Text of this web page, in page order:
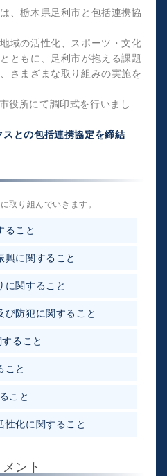
、栃木県足利市と包括連携協
域の活性化、スポーツ・文化
ともに、足利市が抱える課題
さまざまな取り組みの実施を
役所にて調印式を行いまし
スとの包括連携協定を締結
取り組んでいきます。
ること
興に関すること
に関すること
び防犯に関すること
ること
こと
こと
性化に関すること
ント